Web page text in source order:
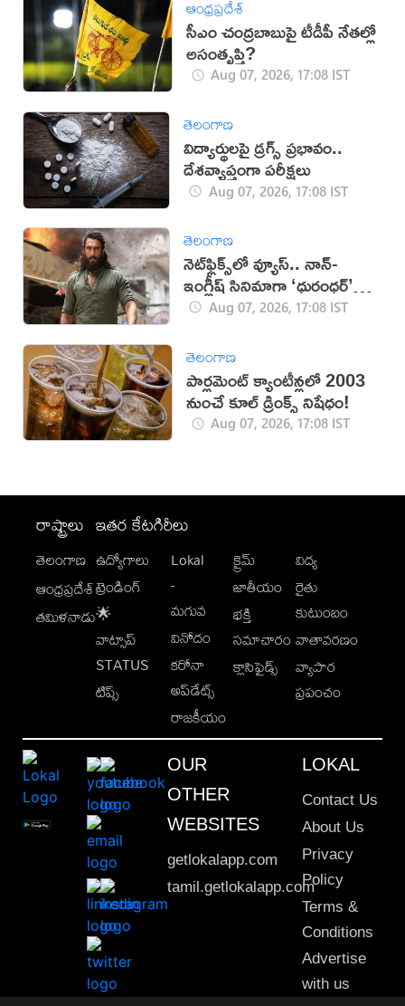
ఆంధ్రప్రదేశ్
సీఎం చంద్రబాబుపై టీడీపీ నేతల్లో
అసంతృప్తి?
Aug 07, 2026, 17:08 IST
తెలంగాణ
విద్యార్థులపై డ్రగ్స్ ప్రభావం..
దేశవ్యాప్తంగా పరీక్షలు
Aug 07, 2026, 17:08 IST
తెలంగాణ
నెట్‌ఫ్లిక్స్‌లో వ్యూస్.. నాన్-
ఇంగ్లీష్ సినిమాగా ‘ధురంధర్’
రికార్డుAug 07, 2026, 17:08 IST
తెలంగాణ
పార్లమెంట్ క్యాంటీన్లలో 2003
నుంచే కూల్ డ్రింక్స్ నిషేధం!
Aug 07, 2026, 17:08 IST
రాష్ట్రాలు
తెలంగాణ
ఆంధ్రప్రదేశ్
తమిళనాడు
ఇతర కేటగిరీలు
ఉద్యోగాలు
ట్రెండింగ్
🌟
వాట్సాప్
STATUS
టిప్స్
Lokal
-
మగువ
వినోదం
కరోనా
అప్‌డేట్స్
రాజకీయం
క్రైమ్
జాతీయం
భక్తి
సమాచారం
క్లాసిఫైడ్స్
విద్య
రైతు
కుటుంబం
వాతావరణం
వ్యాపార
ప్రపంచం
OUR
OTHER
WEBSITES
getlokalapp.com
tamil.getlokalapp.com
LOKAL
Contact Us
About Us
Privacy
Policy
Terms &
Conditions
Advertise
with us